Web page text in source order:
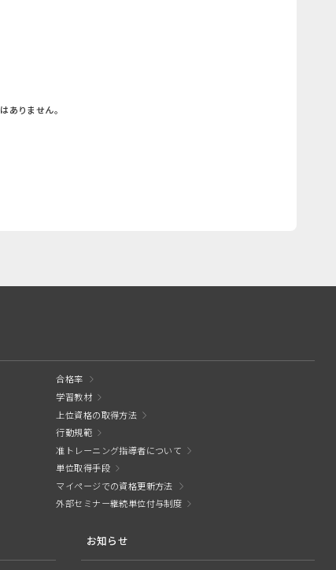
ありません。
合格率
学習教材
上位資格の取得方法
行動規範
准トレーニング指導者について
単位取得手段
マイページでの資格更新方法
外部セミナー継続単位付与制度
お知らせ